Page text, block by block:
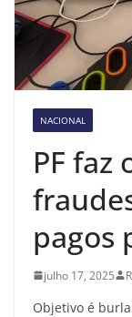
NACIONAL
PF faz
pagos
julho 17, 2025
Objetivo é